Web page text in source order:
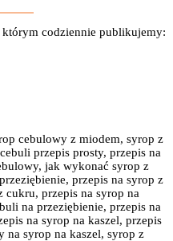
codziennie publikujemy:
cebulowy z miodem, syrop z
przepis prosty, przepis na
jak wykonać syrop z
przepis na syrop z
cukru, przepis na syrop na
na przeziębienie, przepis na
na syrop na kaszel, przepis
na syrop na kaszel, syrop z